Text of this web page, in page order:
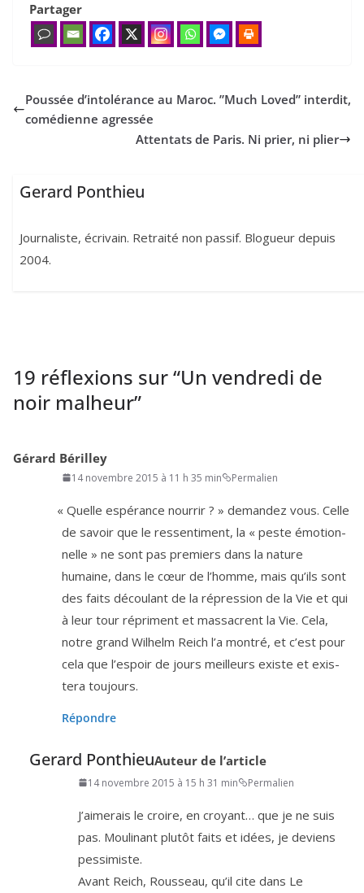
Partager
Poussée d’intolérance au Maroc. ”Much Loved” interdit,
comédienne agressée
Attentats de Paris. Ni prier, ni plier
Gerard Ponthieu
Journaliste, écrivain. Retraité non passif. Blogueur depuis
2004.
19 réflexions sur “Un vendredi de
noir malheur”
Gérard Bérilley
14 novembre 2015 à 11 h 35 min Permalien
« Quelle espé­rance nour­rir ? » deman­dez vous. Celle
de savoir que le res­sen­ti­ment, la « peste émo­tion­
nelle » ne sont pas pre­miers dans la nature
humaine, dans le cœur de l’homme, mais qu’ils sont
des faits décou­lant de la répres­sion de la Vie et qui
à leur tour répriment et mas­sacrent la Vie. Cela,
notre grand Wilhelm Reich l’a mon­tré, et c’est pour
cela que l’es­poir de jours meilleurs existe et exis­
te­ra toujours.
Répondre
Gerard PonthieuAuteur de l’article
14 novembre 2015 à 15 h 31 min Permalien
J’aimerais le croire, en croyant… que je ne suis
pas. Moulinant plu­tôt faits et idées, je deviens
pessimiste.
Avant Reich, Rousseau, qu’il cite dans Le